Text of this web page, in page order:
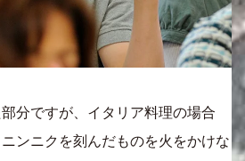
分ですが、イタリア料理の場合
ンニクを刻んだものを火をかけな